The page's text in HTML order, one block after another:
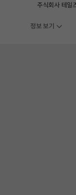
주식회사 테일
정보 보기